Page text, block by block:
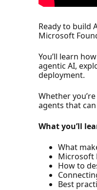
Ready to build
Microsoft
You’ll learn
agentic AI,
deployment.
Whether
agents that
What you’ll
What
Microsoft
How to
Best